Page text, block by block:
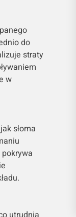
do
straty
w
słoma